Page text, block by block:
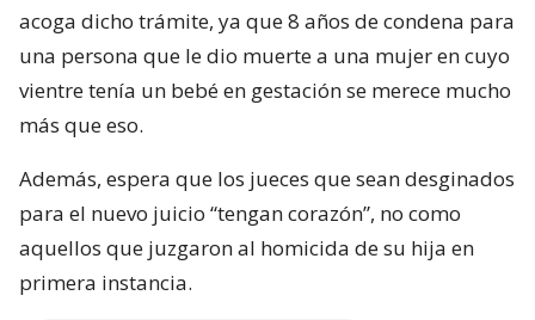
acoga dicho trámite, ya que 8 años de condena para
una persona que le dio muerte a una mujer en cuyo
vientre tenía un bebé en gestación se merece mucho
más que eso.
Además, espera que los jueces que sean desginados
para el nuevo juicio “tengan corazón”, no como
aquellos que juzgaron al homicida de su hija en
primera instancia.